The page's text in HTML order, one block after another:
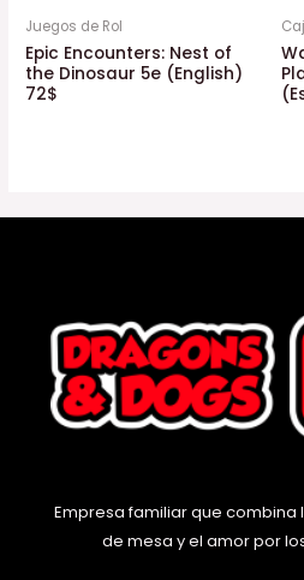
Juegos de Rol
Epic Encounters: Nest of
the Dinosaur 5e (English)
72$
Empresa familiar que
de mesa y el amor por